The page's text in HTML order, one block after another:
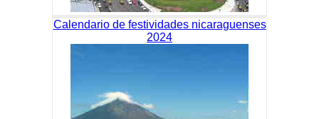
Calendario de festividades nicaraguenses
2024